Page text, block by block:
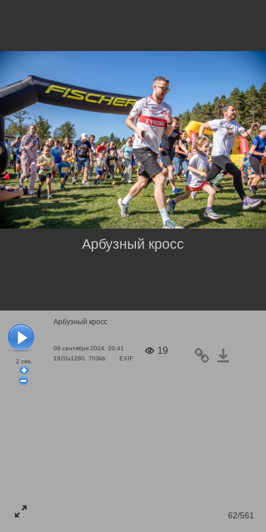
2 сек.
Арбузный кросс
09 сентября 2024, 20:41
1920x1280, 703kb
EXIF
19
62/561
Арбузный кросс